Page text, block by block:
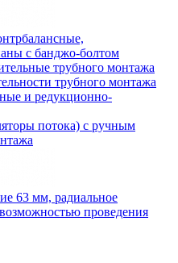
с банджо-болтом
трубного монтажа
трубного монтажа
и редукционно-
потока) с ручным
63 мм, радиальное
проведения